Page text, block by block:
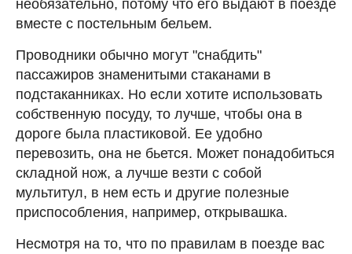
необязательно, потому что его выдают в поезде
вместе с постельным бельем.
Проводники обычно могут "снабдить"
пассажиров знаменитыми стаканами в
подстаканниках. Но если хотите использовать
собственную посуду, то лучше, чтобы она в
дороге была пластиковой. Ее удобно
перевозить, она не бьется. Может понадобиться
складной нож, а лучше везти с собой
мультитул, в нем есть и другие полезные
приспособления, например, открывашка.
Несмотря на то, что по правилам в поезде вас